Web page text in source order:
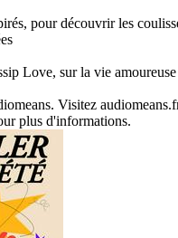
pour découvrir les
Love, sur la vie amoureuse
Visitez
plus d'informations.